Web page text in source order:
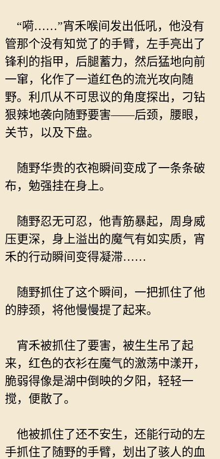
“嗬……”宵禾喉间发出低吼，他没有
管那个没有知觉了的手臂，左手亮出了
锋利的指甲，后腿蓄力，然后猛地向前
一窜，化作了一道红色的流光攻向随
野。利爪从不可思议的角度探出，刁钻
狠辣地袭向随野要害——后颈，腰眼，
关节，以及下盘。
随野华贵的衣袍瞬间变成了一条条破
布，勉强挂在身上。
随野忍无可忍，他青筋暴起，周身威
压更深，身上溢出的魔气有如实质，宵
禾的行动瞬间变得凝滞……
随野抓住了这个瞬间，一把抓住了他
的脖颈，将他慢慢提了起来。
宵禾被抓住了要害，被生生吊了起
来，红色的衣衫在魔气的激荡中漾开，
脆弱得像是湖中倒映的夕阳，轻轻一
搅，便散了。
他被抓住了还不安生，还能行动的左
手抓住了随野的手臂，划出了骇人的血